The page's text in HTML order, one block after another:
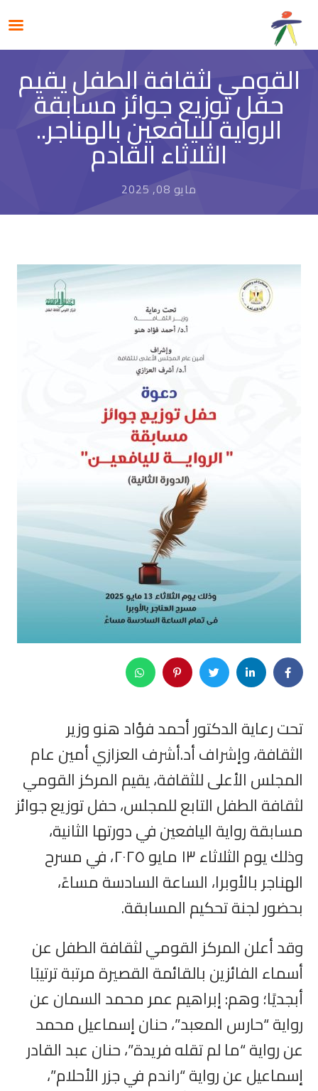
القومي لثقافة الطفل يقيم
حفل توزيع جوائز مسابقة
الرواية لليافعين بالهناجر..
الثلاثاء القادم
مايو 08, 2025
تحت رعاية الدكتور أحمد فؤاد هنو وزير
الثقافة، وإشراف أد.أشرف العزازي أمين عام
المجلس الأعلى للثقافة، يقيم المركز القومي
لثقافة الطفل التابع للمجلس، حفل توزيع جوائز
مسابقة رواية اليافعين في دورتها الثانية،
وذلك يوم الثلاثاء ١٣ مايو ٢٠٢٥، في مسرح
الهناجر بالأوبرا، الساعة السادسة مساءً،
بحضور لجنة تحكيم المسابقة.
وقد أعلن المركز القومي لثقافة الطفل عن
أسماء الفائزين بالقائمة القصيرة مرتبة ترتيبًا
أبجديًا؛ وهم: إبراهيم عمر محمد السمان عن
رواية “حارس المعبد”، حنان إسماعيل محمد
عن رواية “ما لم تقله فريدة”، حنان عبد القادر
إسماعيل عن رواية “راندم في جزر الأحلام”،